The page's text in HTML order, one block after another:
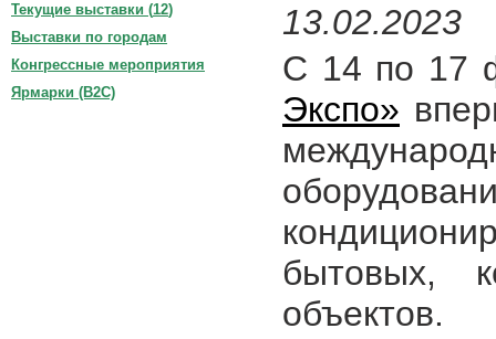
13.02.2023
С 14 по 17
Экспо»
бытовых,
объектов.
Текущие выставки (12)
Выставки по городам
Конгрессные мероприятия
Ярмарки (B2C)